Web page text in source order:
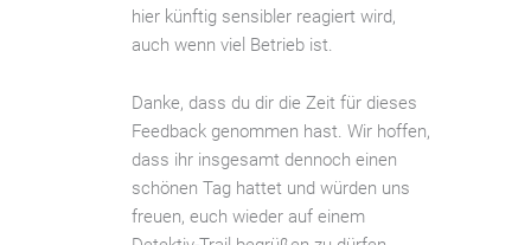
hier künftig sensibler reagiert wird,
auch wenn viel Betrieb ist.
Danke, dass du dir die Zeit für dieses
Feedback genommen hast. Wir hoffen,
dass ihr insgesamt dennoch einen
schönen Tag hattet und würden uns
freuen, euch wieder auf einem